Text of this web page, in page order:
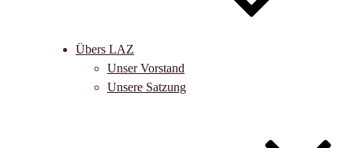
Übers LAZ
Unser Vorstand
Unsere Satzung